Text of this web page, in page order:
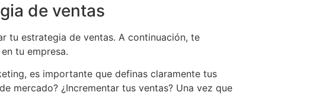
de ventas
tu estrategia de ventas. A continuación, te
tu empresa.
es importante que definas claramente tus
mercado? ¿Incrementar tus ventas? Una vez que